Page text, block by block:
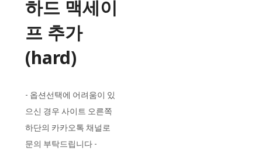
하드 맥세이
프 추가
(hard)
- 옵션선택에 어려움이 있
으신 경우 사이트 오른쪽
하단의 카카오톡 채널로
문의 부탁드립니다 -